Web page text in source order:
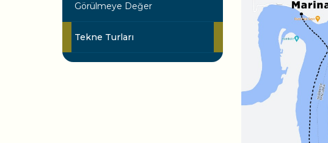
Görülmeye Değer
Tekne Turları